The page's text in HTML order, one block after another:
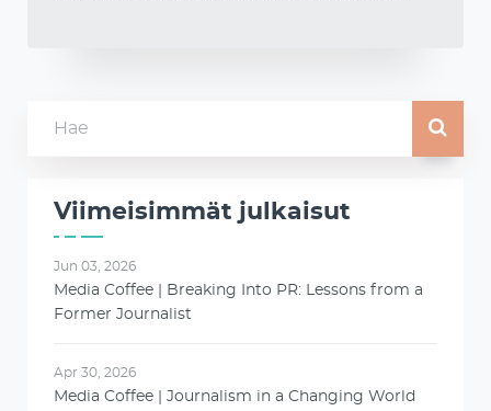
Viimeisimmät julkaisut
Jun 03, 2026
Media Coffee | Breaking Into PR: Lessons from a
Former Journalist
Apr 30, 2026
Media Coffee | Journalism in a Changing World